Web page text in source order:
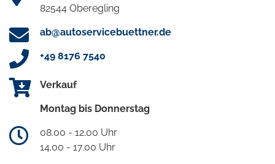
82544 Oberegling
ab@autoservicebuettner.de
+49 8176 7540
Verkauf
Montag bis Donnerstag
08.00 - 12.00 Uhr
14.00 - 17.00 Uhr